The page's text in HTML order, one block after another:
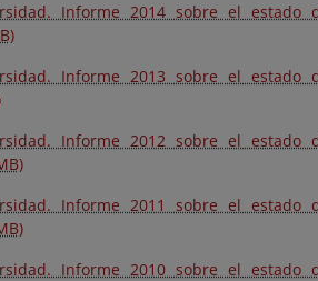
Informe 2014 sobre el estado
Informe 2013 sobre el estado
Informe 2012 sobre el estado
Informe 2011 sobre el estado
Informe 2010 sobre el estado